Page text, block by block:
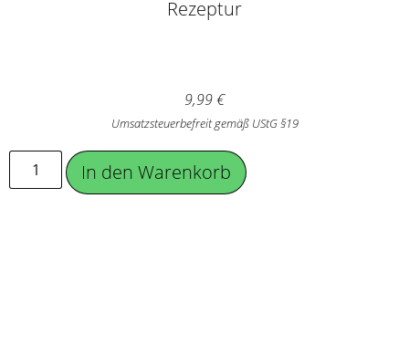
Rezeptur
9,99€
Umsatzsteuerbefreit gemäß UStG §19
In den Warenkorb